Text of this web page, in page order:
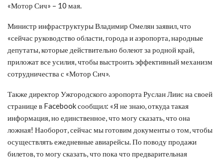
«Мотор Сич» – 10 мая.
Министр инфраструктуры Владимир Омелян заявил, что
«сейчас руководство области, города и аэропорта, народные
депутаты, которые действительно болеют за родной край,
приложат все усилия, чтобы выстроить эффективный механизм
сотрудничества с «Мотор Сич».
Также директор Ужгородского аэропорта Руслан Лиис на своей
странице в Facebook сообщил: «Я не знаю, откуда такая
информация, но единственное, что могу сказать, что она
ложная! Наоборот, сейчас мы готовим документы о том, чтобы
осуществлять ежедневные авиарейсы. По поводу продажи
билетов, то могу сказать, что пока что предварительная